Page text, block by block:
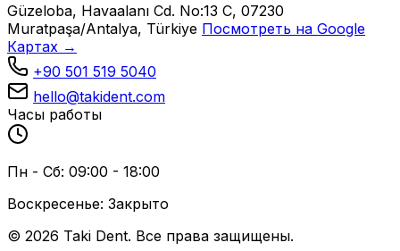
Güzeloba, Havaalanı Cd. No:13 C, 07230
Muratpaşa/Antalya, Türkiye Посмотреть на Google
Картах →
+90 501 519 5040
hello@takident.com
Часы работы
Пн - Сб: 09:00 - 18:00
Воскресенье: Закрыто
© 2026 Taki Dent. Все права защищены.